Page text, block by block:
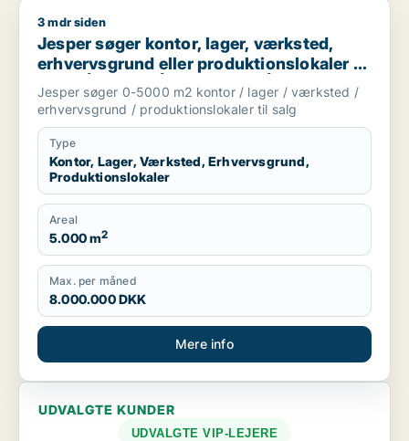
Jesper søger kontor, lager, værksted, erhvervsgrund eller
3 mdr siden
Jesper søger kontor, lager, værksted,
erhvervsgrund eller produktionslokaler til
salg i Århus C, Århus N eller Århus V m.fl.
Jesper søger 0-5000 m2 kontor / lager / værksted /
erhvervsgrund / produktionslokaler til salg
Type
Kontor, Lager, Værksted, Erhvervsgrund,
Produktionslokaler
Areal
5.000 m2
Max. per måned
8.000.000 DKK
Mere info
UDVALGTE KUNDER
UDVALGTE VIP-LEJERE